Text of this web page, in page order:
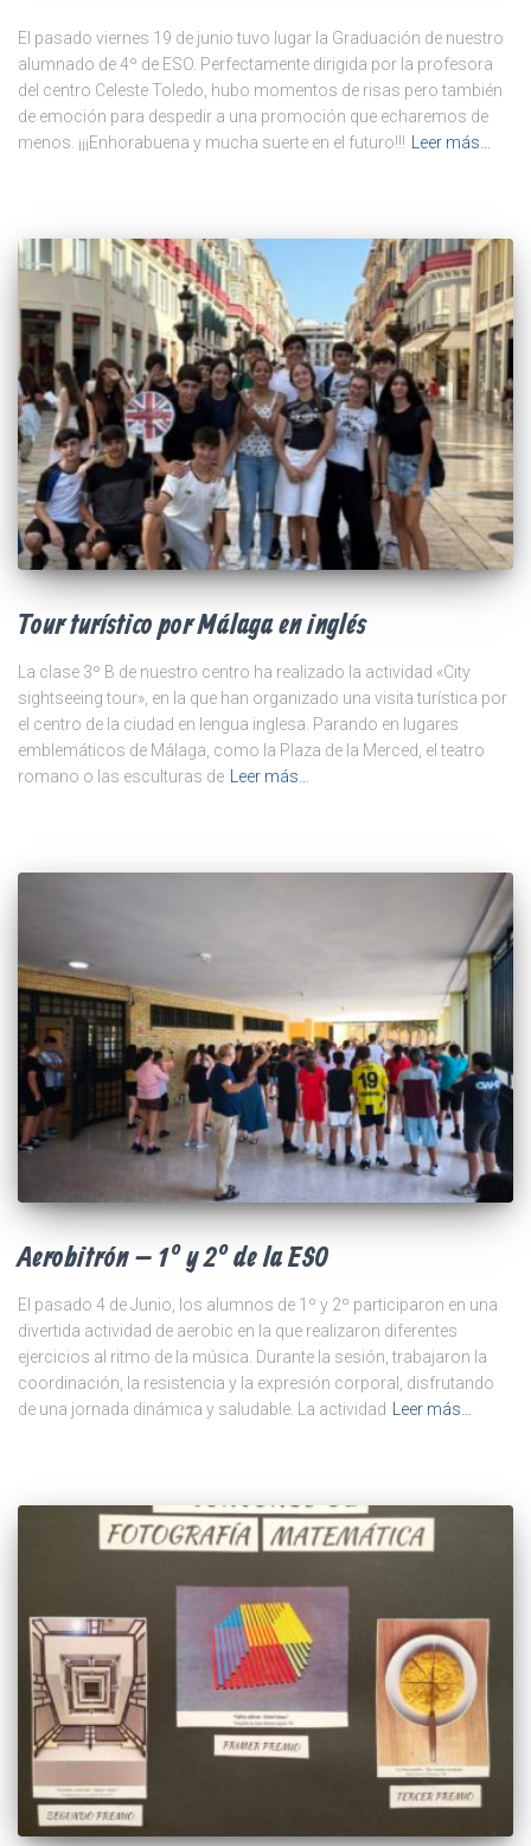
El pasado viernes 19 de junio tuvo lugar la Graduación de nuestro
alumnado de 4º de ESO. Perfectamente dirigida por la profesora
del centro Celeste Toledo, hubo momentos de risas pero también
de emoción para despedir a una promoción que echaremos de
menos. ¡¡¡Enhorabuena y mucha suerte en el futuro!!!
Leer más…
Tour turístico por Málaga en inglés
La clase 3º B de nuestro centro ha realizado la actividad «City
sightseeing tour», en la que han organizado una visita turística por
el centro de la ciudad en lengua inglesa. Parando en lugares
emblemáticos de Málaga, como la Plaza de la Merced, el teatro
romano o las esculturas de
Leer más…
Aerobitrón – 1º y 2º de la ESO
El pasado 4 de Junio, los alumnos de 1º y 2º participaron en una
divertida actividad de aerobic en la que realizaron diferentes
ejercicios al ritmo de la música. Durante la sesión, trabajaron la
coordinación, la resistencia y la expresión corporal, disfrutando
de una jornada dinámica y saludable. La actividad Leer más…